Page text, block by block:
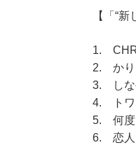
【「“
1.
2. かり
3. しな
4. トワ
5. 何
6. 恋人